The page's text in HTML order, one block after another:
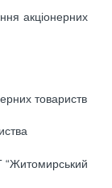
акціонерних
товариств
“Житомирський